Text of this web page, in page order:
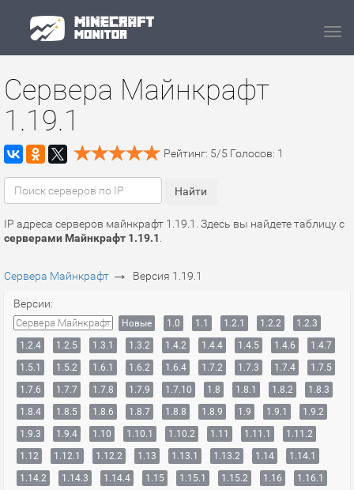
Сервера Майнкрафт
1.19.1
Рейтинг: 5/5 Голосов: 1
IP адреса серверов майнкрафт 1.19.1. Здесь вы найдете таблицу с
серверами Майнкрафт 1.19.1
Сервера Майнкрафт → Версия 1.19.1
Версии:
Сервера Майнкрафт Новые 1.0 1.1 1.2.1 1.2.2
1.2.3
1.2.4
1.2.5 1.3.1 1.3.2 1.4.2 1.4.4 1.4.5 1.4.6
1.4.7
1.5.1
1.5.2 1.6.1 1.6.2 1.6.4 1.7.2 1.7.3 1.7.4
1.7.5
1.7.6
1.7.7 1.7.8 1.7.9 1.7.10 1.8 1.8.1 1.8.2
1.8.3
1.8.4
1.8.5 1.8.6 1.8.7 1.8.8 1.8.9 1.9 1.9.1
1.9.2
1.9.3
1.9.4 1.10 1.10.1 1.10.2 1.11 1.11.1
1.11.2
1.12
1.12.1 1.12.2 1.13 1.13.1 1.13.2 1.14
1.14.1
1.14.2
1.14.3 1.14.4 1.15 1.15.1 1.15.2 1.16
1.16.1